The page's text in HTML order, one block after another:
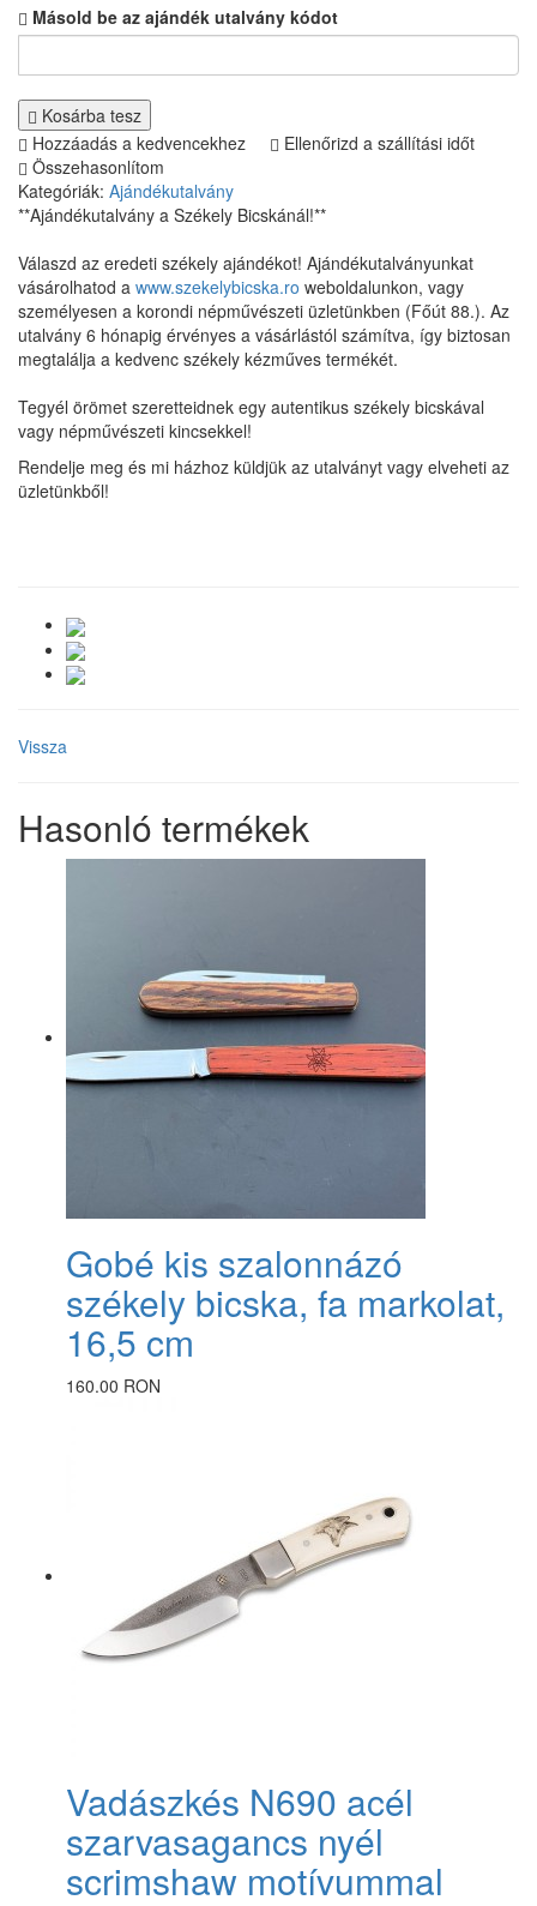
Másold be az ajándék utalvány kódot
Kosárba tesz
Hozzáadás a kedvencekhez
Ellenőrizd a szállítási időt
Összehasonlítom
Kategóriák: Ajándékutalvány
**Ajándékutalvány a Székely Bicskánál!**
Válaszd az eredeti székely ajándékot! Ajándékutalványunkat
vásárolhatod a www.szekelybicska.ro weboldalunkon, vagy
személyesen a korondi népművészeti üzletünkben (Főút 88.). Az
utalvány 6 hónapig érvényes a vásárlástól számítva, így biztosan
megtalálja a kedvenc székely kézműves termékét.
Tegyél örömet szeretteidnek egy autentikus székely bicskával
vagy népművészeti kincsekkel!
Rendelje meg és mi házhoz küldjük az utalványt vagy elveheti az
üzletünkből!
Vissza
Hasonló termékek
Gobé kis szalonnázó
székely bicska, fa markolat,
16,5 cm
160.00 RON
Vadászkés N690 acél
szarvasagancs nyél
scrimshaw motívummal